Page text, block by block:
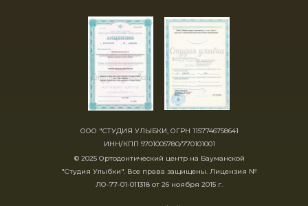
© 2025 Ортодонтический центр на Бауманской
"Студия Улыбки". Все права защищены. Лицензия №
ЛО-77-01-011318 от 26 ноября 2015 г.
ООО "СТУДИЯ УЛЫБКИ, ОГРН 1157746758641
ИНН/КПП 9701005780/770101001